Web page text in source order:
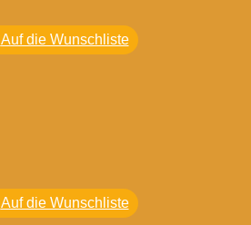
Auf die Wunschliste
Auf die Wunschliste